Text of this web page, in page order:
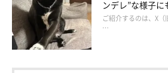
理由は？
茶々丸ちゃんは、階段の上り下りができ
ンデレ”な様子に
ご紹介するのは、X
…